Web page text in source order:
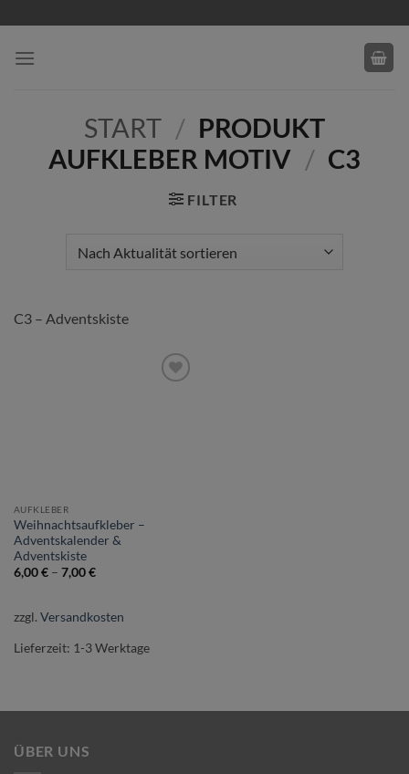
springen
START / PRODUKT
AUFKLEBER MOTIV / C3
FILTER
C3 – Adventskiste
AUFKLEBER
Weihnachtsaufkleber –
Adventskalender &
Adventskiste
6,00€– 7,00€
zzgl. Versandkosten
Lieferzeit: 1-3 Werktage
ÜBER UNS